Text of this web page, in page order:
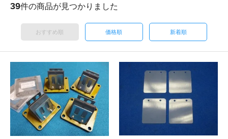
39件の商品が見つかりました
おすすめ順 価格順 新着順